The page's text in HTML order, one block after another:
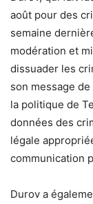
août pour des
semaine
modération et
dissuader les
son message
la politique de
données des
légale
communication
Durov a